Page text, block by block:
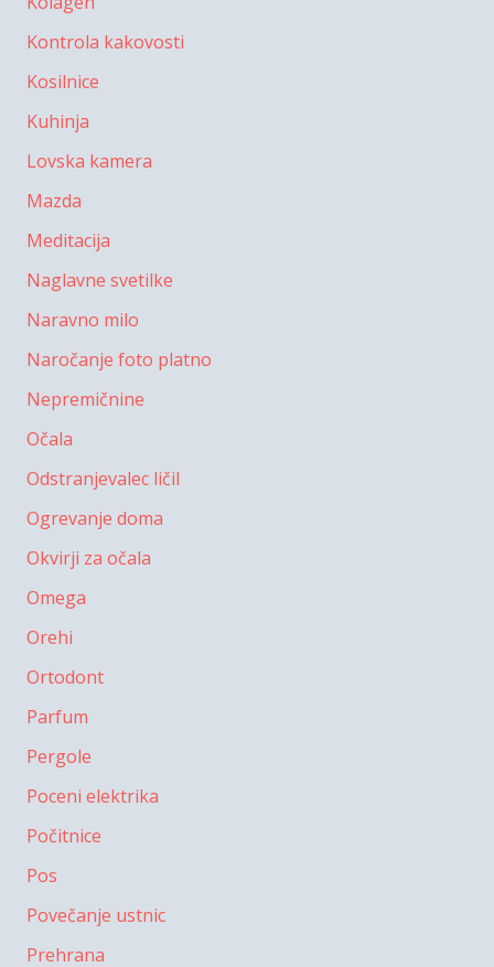
Kontrola kakovosti
Kosilnice
Kuhinja
Lovska kamera
Mazda
Meditacija
Naglavne svetilke
Naravno milo
Naročanje foto platno
Nepremičnine
Očala
Odstranjevalec ličil
Ogrevanje doma
Okvirji za očala
Omega
Orehi
Ortodont
Parfum
Pergole
Poceni elektrika
Počitnice
Pos
Povečanje ustnic
Prehrana